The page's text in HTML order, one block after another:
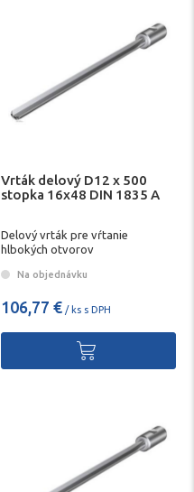
Vrták delový D12 x 500
stopka 16x48 DIN 1835 A
Delový vrták pre vŕtanie
hlbokých otvorov
Na objednávku
106,77 € / ks s DPH